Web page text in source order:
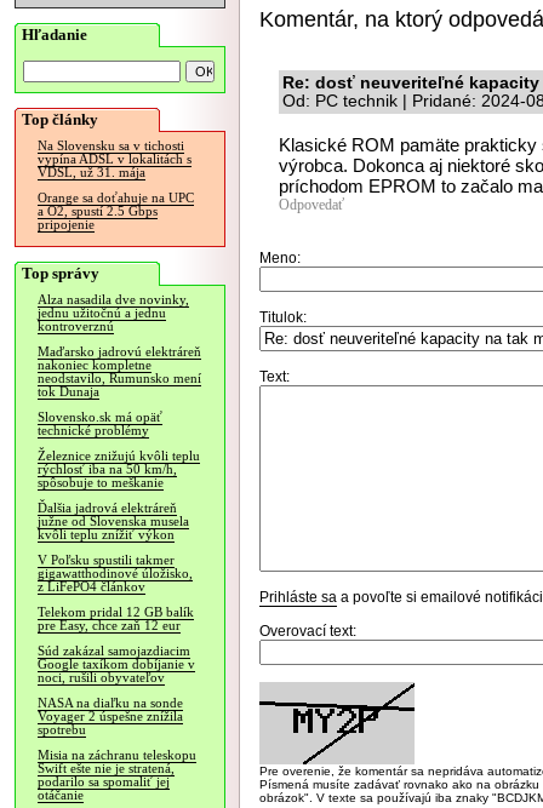
Hľadanie
Top články
Na Slovensku sa v tichosti
vypína ADSL v lokalitách s
VDSL, už 31. mája
Orange sa doťahuje na UPC
a O2, spustí 2.5 Gbps
pripojenie
Top správy
Alza nasadila dve novinky,
jednu užitočnú a jednu
kontroverznú
Maďarsko jadrovú elektráreň
nakoniec kompletne
neodstavilo, Rumunsko mení
tok Dunaja
Slovensko.sk má opäť
technické problémy
Železnice znižujú kvôli teplu
rýchlosť iba na 50 km/h,
spôsobuje to meškanie
Ďalšia jadrová elektráreň
južne od Slovenska musela
kvôli teplu znížiť výkon
V Poľsku spustili takmer
gigawatthodinové úložisko,
z LiFePO4 článkov
Telekom pridal 12 GB balík
pre Easy, chce zaň 12 eur
Súd zakázal samojazdiacim
Google taxíkom dobíjanie v
noci, rušili obyvateľov
NASA na diaľku na sonde
Voyager 2 úspešne znížila
spotrebu
Misia na záchranu teleskopu
Swift ešte nie je stratená,
podarilo sa spomaliť jej
otáčanie
Komentár, na ktorý
Re: dosť neuveriteľné
Od: PC technik | Pridané: 2024-
Klasické ROM pamäte
výrobca. Dokonca aj niektoré
príchodom EPROM to začalo
Odpovedať
Meno:
Titulok:
Text:
Prihláste sa a povoľte si emailové
Overovací text:
Pre overenie, že komentár sa nepridáva
Písmená musíte zadávať rovnako ako na
obrázok". V texte sa používajú iba znaky